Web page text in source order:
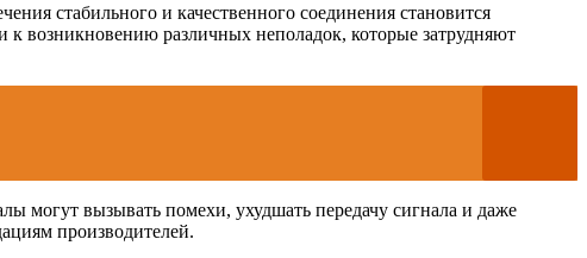
стабильного и качественного соединения становится
возникновению различных неполадок, которые затрудняют
могут вызывать помехи, ухудшать передачу сигнала и даже
производителей.